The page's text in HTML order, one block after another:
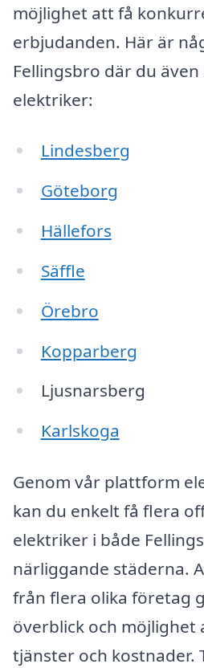
möjlighet att få
erbjudanden. Här är
Fellingsbro där du
elektriker:
Lindesberg
Göteborg
Hällefors
Säffle
Örebro
Kopparberg
Ljusnarsberg
Karlskoga
Genom vår plattform
kan du enkelt få flera
elektriker i både
närliggande städerna.
från flera olika företag
överblick och möjlighet
tjänster och kostnader.